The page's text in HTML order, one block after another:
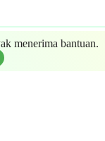
menerima bantuan.